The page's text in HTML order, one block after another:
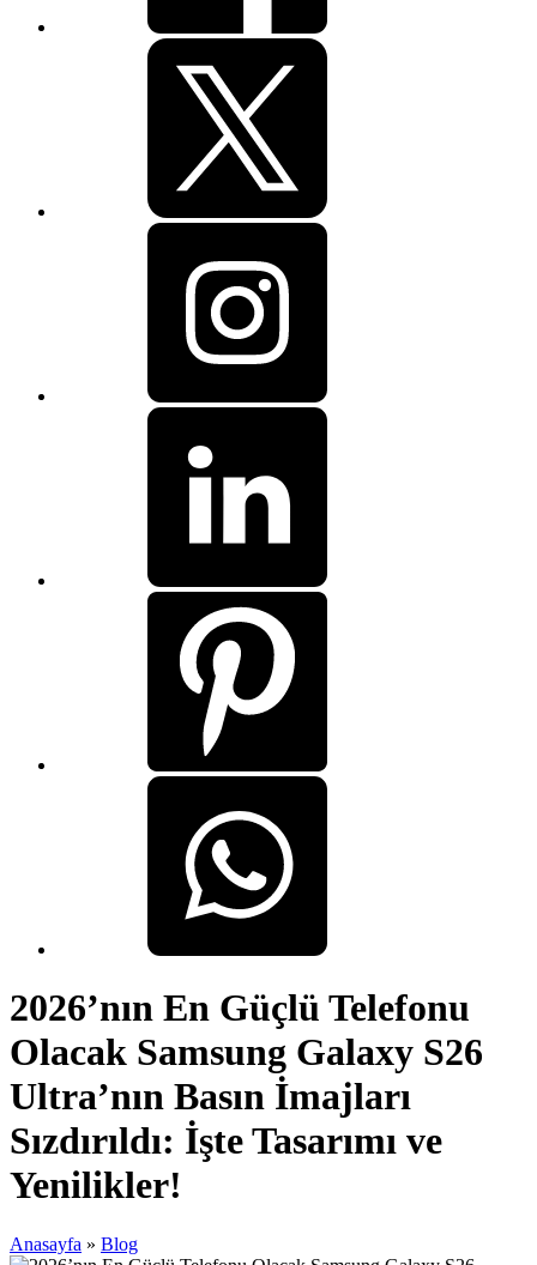
2026’nın En Güçlü Telefonu
Olacak Samsung Galaxy S26
Ultra’nın Basın İmajları
Sızdırıldı: İşte Tasarımı ve
Yenilikler!
Anasayfa » Blog